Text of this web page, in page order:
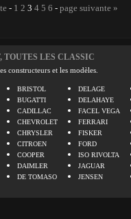
- 1 2 3 4 5 6 - page suivante »
TOUTES LES CLASSIC
constructeurs et les modèles.
BRISTOL
BUGATTI
CADILLAC
CHEVROLET
CHRYSLER
CITROEN
COOPER
DAIMLER
DE TOMASO
DELAGE
DELAHAYE
FACEL VEGA
FERRARI
FISKER
FORD
ISO RIVOLTA
JAGUAR
JENSEN